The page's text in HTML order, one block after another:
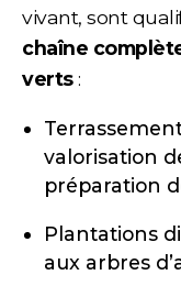
vivant, sont
chaîne
verts:
valorisation
préparation
Plantations
aux arbres